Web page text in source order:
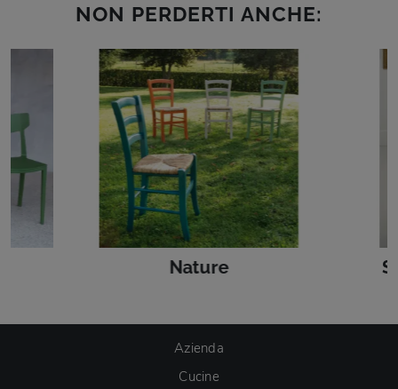
NON PERDERTI ANCHE:
Nature
Azienda
Cucine